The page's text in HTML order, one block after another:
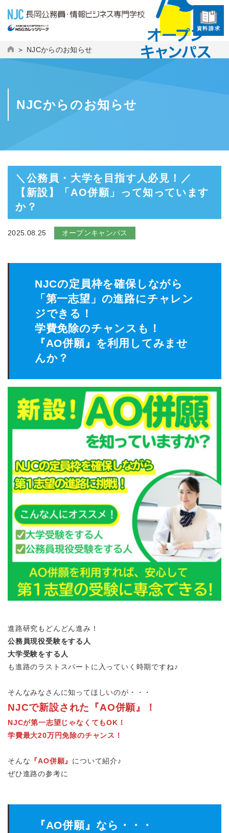
資料請求
NJCからのお知らせ
NJCからのお知らせ
＼公務員・大学を目指す人必見！／
【新設】「AO併願」って知っています
か？
2025.08.25 オープンキャンパス
NJCの定員枠を確保しながら
「第一志望」の進路にチャレン
ジできる！
学費免除のチャンスも！
『AO併願』を利用してみませ
んか？
進路研究もどんどん進み！
公務員現役受験をする人
大学受験をする人
も進路のラストスパートに入っていく時期ですね♪
そんなみなさんに知ってほしいのが・・・
NJCで新設された『AO併願』！
NJCが第一志望じゃなくてもOK！
学費最大20万円免除のチャンス！
そんな 『AO併願』 について紹介♪
ぜひ進路の参考に
『AO併願』なら・・・